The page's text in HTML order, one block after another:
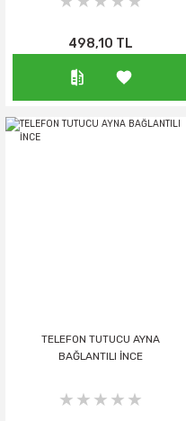
498,10 TL
TELEFON TUTUCU AYNA
BAĞLANTILI İNCE